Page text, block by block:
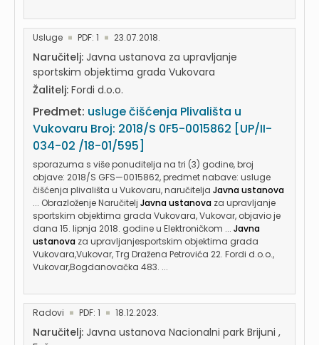
Usluge PDF: 1 23.07.2018.
Naručitelj: Javna ustanova za upravljanje
sportskim objektima grada Vukovara
Žalitelj: Fordi d.o.o.
Predmet: usluge čišćenja Plivališta u
Vukovaru Broj: 2018/S 0F5-0015862 [UP/II-
034-02 /18-01/595]
sporazuma s više ponuditelja na tri (3) godine, broj
objave: 2018/S GFS—0015862, predmet nabave: usluge
čišćenja plivališta u Vukovaru, naručitelja Javna ustanova
... Obrazloženje Naručitelj Javna ustanova za upravljanje
sportskim objektima grada Vukovara, Vukovar, objavio je
dana 15. lipnja 2018. godine u Elektroničkom ... Javna
ustanova za upravljanjesportskim objektima grada
Vukovara,Vukovar, Trg Dražena Petrovića 22. Fordi d.o.o.,
Vukovar,Bogdanovačka 483. ...
Radovi PDF: 1 18.12.2023.
Naručitelj: Javna ustanova Nacionalni park Brijuni ,